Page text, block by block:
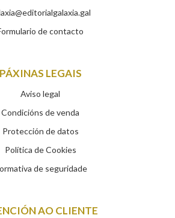
de contacto
PÁXINAS LEGAIS
Aviso legal
Condicións de venda
Protección de datos
Política de Cookies
de seguridade
AO CLIENTE